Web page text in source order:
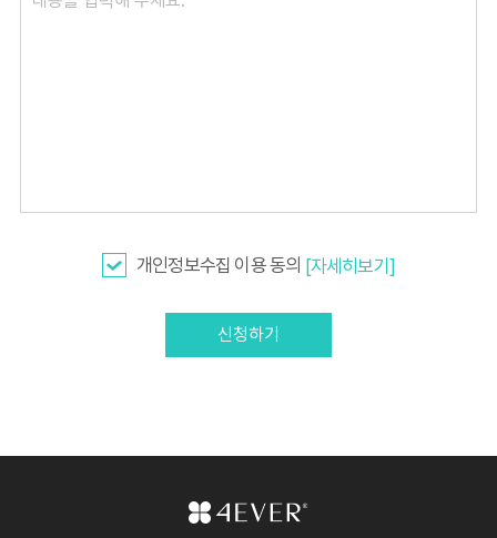
개인정보수집 이용 동의 [자세히보기]
신청하기